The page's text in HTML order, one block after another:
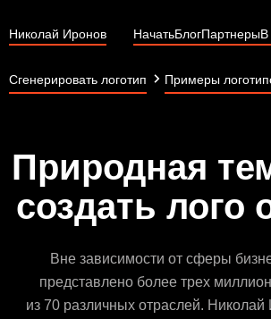
Николай Иронов НачатьБлогПартнерыВ
Сгенерировать логотип Примеры
Природная
создать лого
Вне зависимости от сферы
представлено более трех
из 70 различных отраслей. Николай